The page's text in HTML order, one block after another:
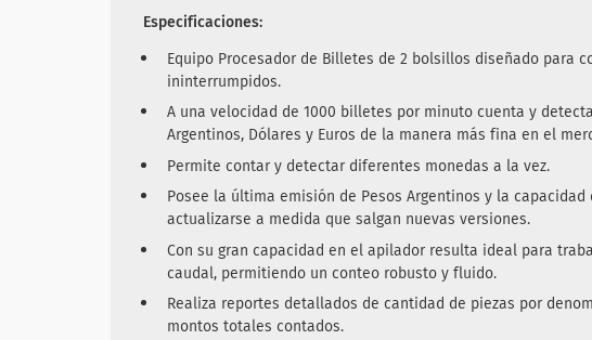
Especificaciones:
Equipo Procesador de Billetes de 2 bolsillos diseñado para
ininterrumpidos.
A una velocidad de 1000 billetes por minuto cuenta y
Argentinos, Dólares y Euros de la manera más fina en el
Permite contar y detectar diferentes monedas a la vez.
Posee la última emisión de Pesos Argentinos y la capacidad
actualizarse a medida que salgan nuevas versiones.
Con su gran capacidad en el apilador resulta ideal para
caudal, permitiendo un conteo robusto y fluido.
Realiza reportes detallados de cantidad de piezas por
montos totales contados.